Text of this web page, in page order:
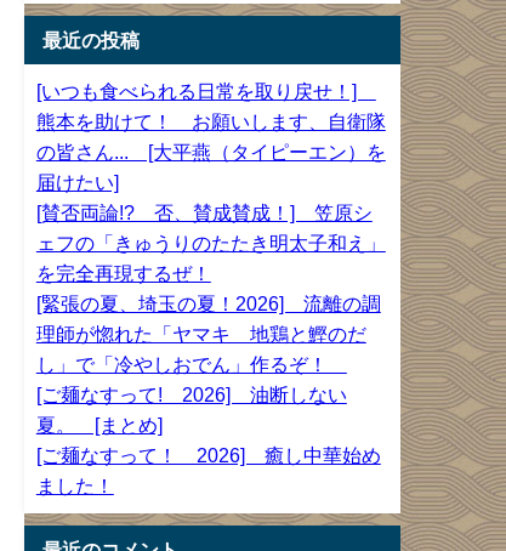
最近の投稿
[いつも食べられる日常を取り戻せ！]
熊本を助けて！ お願いします、自衛隊
の皆さん... [大平燕（タイピーエン）を
届けたい]
[賛否両論!? 否、賛成賛成！] 笠原シ
ェフの「きゅうりのたたき明太子和え」
を完全再現するぜ！
[緊張の夏、埼玉の夏！2026] 流離の調
理師が惚れた「ヤマキ 地鶏と鰹のだ
し」で「冷やしおでん」作るぞ！
[ご麺なすって! 2026] 油断しない
夏。 [まとめ]
[ご麺なすって！ 2026] 癒し中華始め
ました！